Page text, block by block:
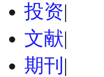
投资|
文献|
期刊 |